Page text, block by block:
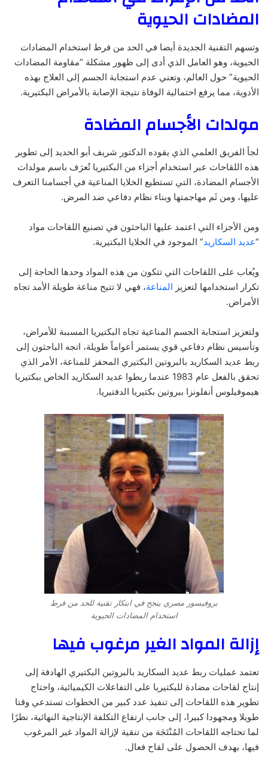
المضادات الحيوية
وتسهم التقنية الجديدة أيضا في الحد من فرط استخدام المضادات
الحيوية، وهو العامل الذي أدى إلى ظهور مشكلة “مقاومة المضادات
الحيوية” حول العالم، وتعني عدم استجابة الجسم إلى العلاج بهذه
الأدوية، مما يرفع احتمالية الوفاة نتيجة الإصابة بالأمراض البكتيرية.
مولدات الأجسام المضادة
لجأ الفريق العلمي الذي يقوده الدكتور شريف أبو الحديد إلى تطوير
هذه اللقاحات عبر استخدام أجزاء من البكتيريا تُعرَف باسم مولدات
الأجسام المضادة، التي تستطيع الخلايا المناعية في أجسامنا التعرف
عليها، ومن ثَم مهاجمتها وبناء نظام دفاعي ضد المرض.
ومن الأجزاء التي اعتمد عليها الباحثون في تصنيع اللقاحات مواد
“عديد السكاريد” الموجود في الخلايا البكتيرية.
ويُعاب على اللقاحات التي تتكون من هذه المواد وحدها الحاجة إلى
تكرار استخدامها لتعزيز المناعة، فهي لا تتيح مناعة طويلة الأمد تجاه
الأمراض.
ولتعزيز استجابة الجسم المناعية تجاه البكتيريا المسببة للأمراض،
وتأسيس نظام دفاعي قوي يستمر أعواماً طويلة، اتجه الباحثون إلى
ربط عديد السكاريد بالبروتين البكتيري المحفز للمناعة، الأمر الذي
تحقق بالفعل عام 1983 عندما ربطوا عديد السكاريد الخاص ببكتيريا
هيموفيلوس أنفلونزا ببروتين بكتيريا الدفتيريا.
بروفيسور مصري ينجح في ابتكار تقنية للحد من فرط
استخدام المضادات الحيوية
إزالة المواد الغير مرغوب فيها
تعتمد عمليات ربط عديد السكاريد بالبروتين البكتيري الهادفة إلى
إنتاج لقاحات مضادة للبكتيريا على التفاعلات الكيميائية، واحتاج
تطوير هذه اللقاحات إلى تنفيذ عدد كبير من الخطوات تستدعي وقتا
طويلا ومجهودا كبيرا، إلى جانب ارتفاع التكلفة الإنتاجية النهائية، نظرًا
لما تحتاجه اللقاحات المُنْتَجَة من تنقية لإزالة المواد غير المرغوب
فيها، بهدف الحصول على لقاح فعال.